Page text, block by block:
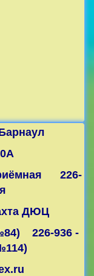
226-
ДЮЦ
226-936 -